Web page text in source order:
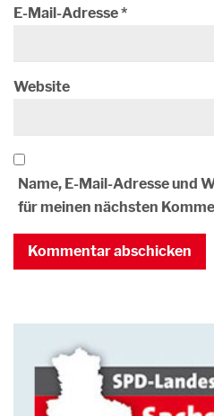
E-Mail-Adresse*
Website
Name, E-Mail-Adresse und
für meinen nächsten